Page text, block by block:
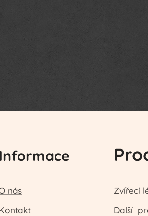
Informace
nás
Kontakt
Zvířecí
Další